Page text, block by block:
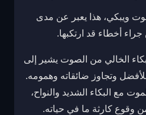
ويبكي، هذا يعبر عن مدى
أخطاء قد ارتكبها.
الخالي من الصوت يشير إلى
وتجاوز ضائقاته وهمومه.
مع البكاء الشديد والنواح،
وقوع كارثة ما في حياته.